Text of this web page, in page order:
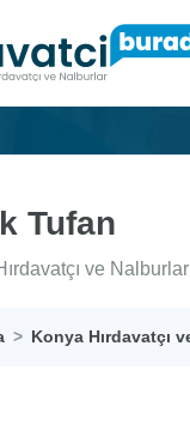
Tufan
ve
Konya Hırdavatçı